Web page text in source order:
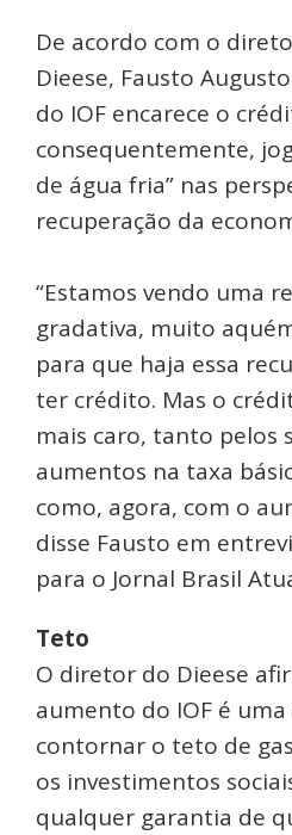
De acordo com o
Dieese, Fausto
do IOF encarece o
consequentemente,
de água fria” nas
recuperação da
“Estamos vendo uma
gradativa, muito
para que haja essa
ter crédito. Mas o
mais caro, tanto pelos
aumentos na taxa
como, agora, com o
disse Fausto em
para o Jornal Brasil
Teto
O diretor do Dieese
aumento do IOF é
contornar o teto de
os investimentos
qualquer garantia de